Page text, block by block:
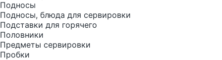
Подносы
Подносы, блюда для сервировки
Подставки для горячего
Половники
Предметы сервировки
Пробки